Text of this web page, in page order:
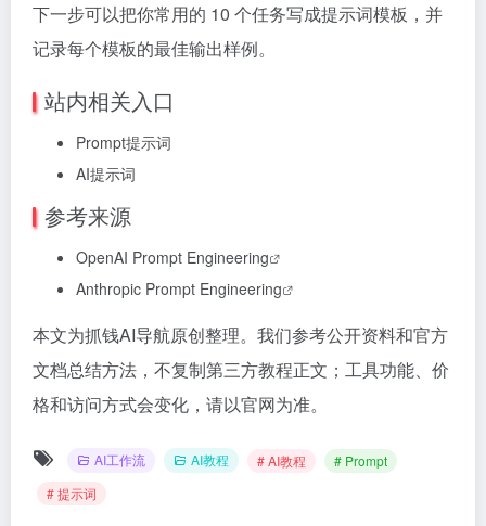
下一步可以把你常用的 10 个任务写成提示词模板，并
记录每个模板的最佳输出样例。
站内相关入口
Prompt提示词
AI提示词
参考来源
OpenAI Prompt Engineering
Anthropic Prompt Engineering
本文为抓钱AI导航原创整理。我们参考公开资料和官方
文档总结方法，不复制第三方教程正文；工具功能、价
格和访问方式会变化，请以官网为准。
AI工作流 AI教程 # AI教程
# Prompt
# 提示词